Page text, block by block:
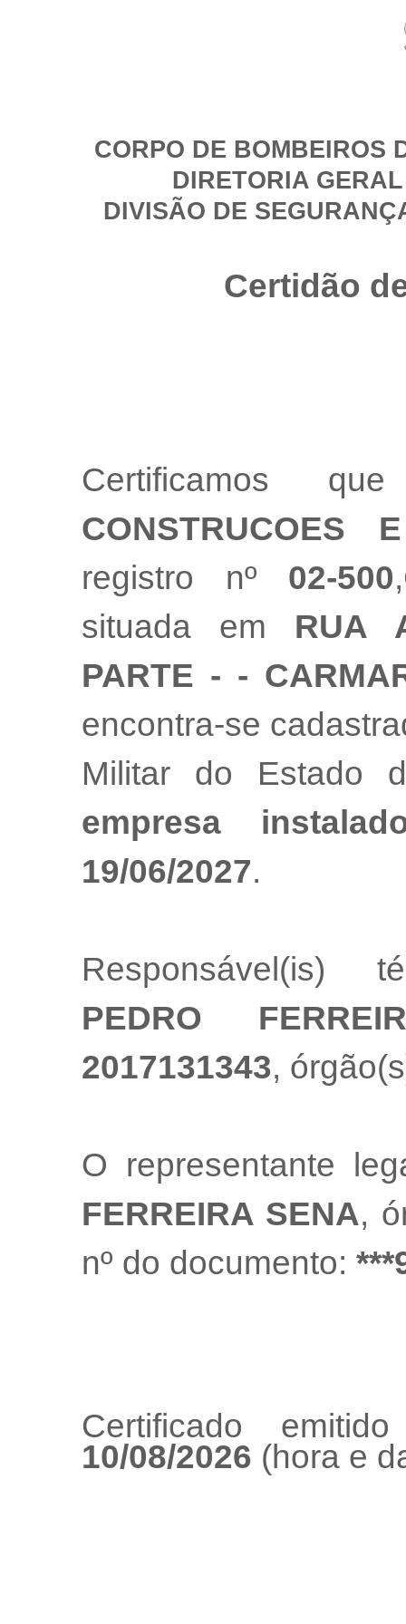
CORPO DE BOMBEIROS
DIRETORIA
DIVISÃO DE
Certidão
Certificamos
CONSTRUCOES
registro nº 02-500
situada em RUA
PARTE - -
encontra-se
Militar do Estado
empresa
19/06/2027.
Responsável(is)
PEDRO
2017131343,
O representante
FERREIRA SENA,
nº do documento:
Certificado
10/08/2026 (hora e